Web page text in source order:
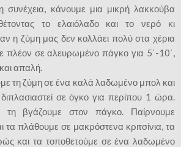
συνέχεια, κάνουμε μια μικρή λακκούβα
το ελαιόλαδο και το νερό κι
η ζύμη μας δεν κολλάει πολύ στα χέρια
πλέον σε αλευρωμένο πάγκο για 5΄-10΄,
και απαλή.
τη ζύμη σε ένα καλά λαδωμένο μπολ και
σε όγκο για περίπου 1 ώρα.
τη βγάζουμε στον πάγκο. Παίρνουμε
τα πλάθουμε σε μακρόστενα κριτσίνια, τα
και τα τοποθετούμε σε ένα λαδωμένο